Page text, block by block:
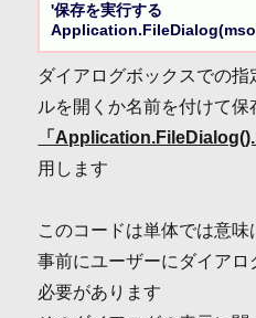
'保存を実行する
ダイアログボックスでの
ルを開くか名前を付けて保
「
用します
このコードは単体では意味
事前にユーザーにダイアロ
必要があります